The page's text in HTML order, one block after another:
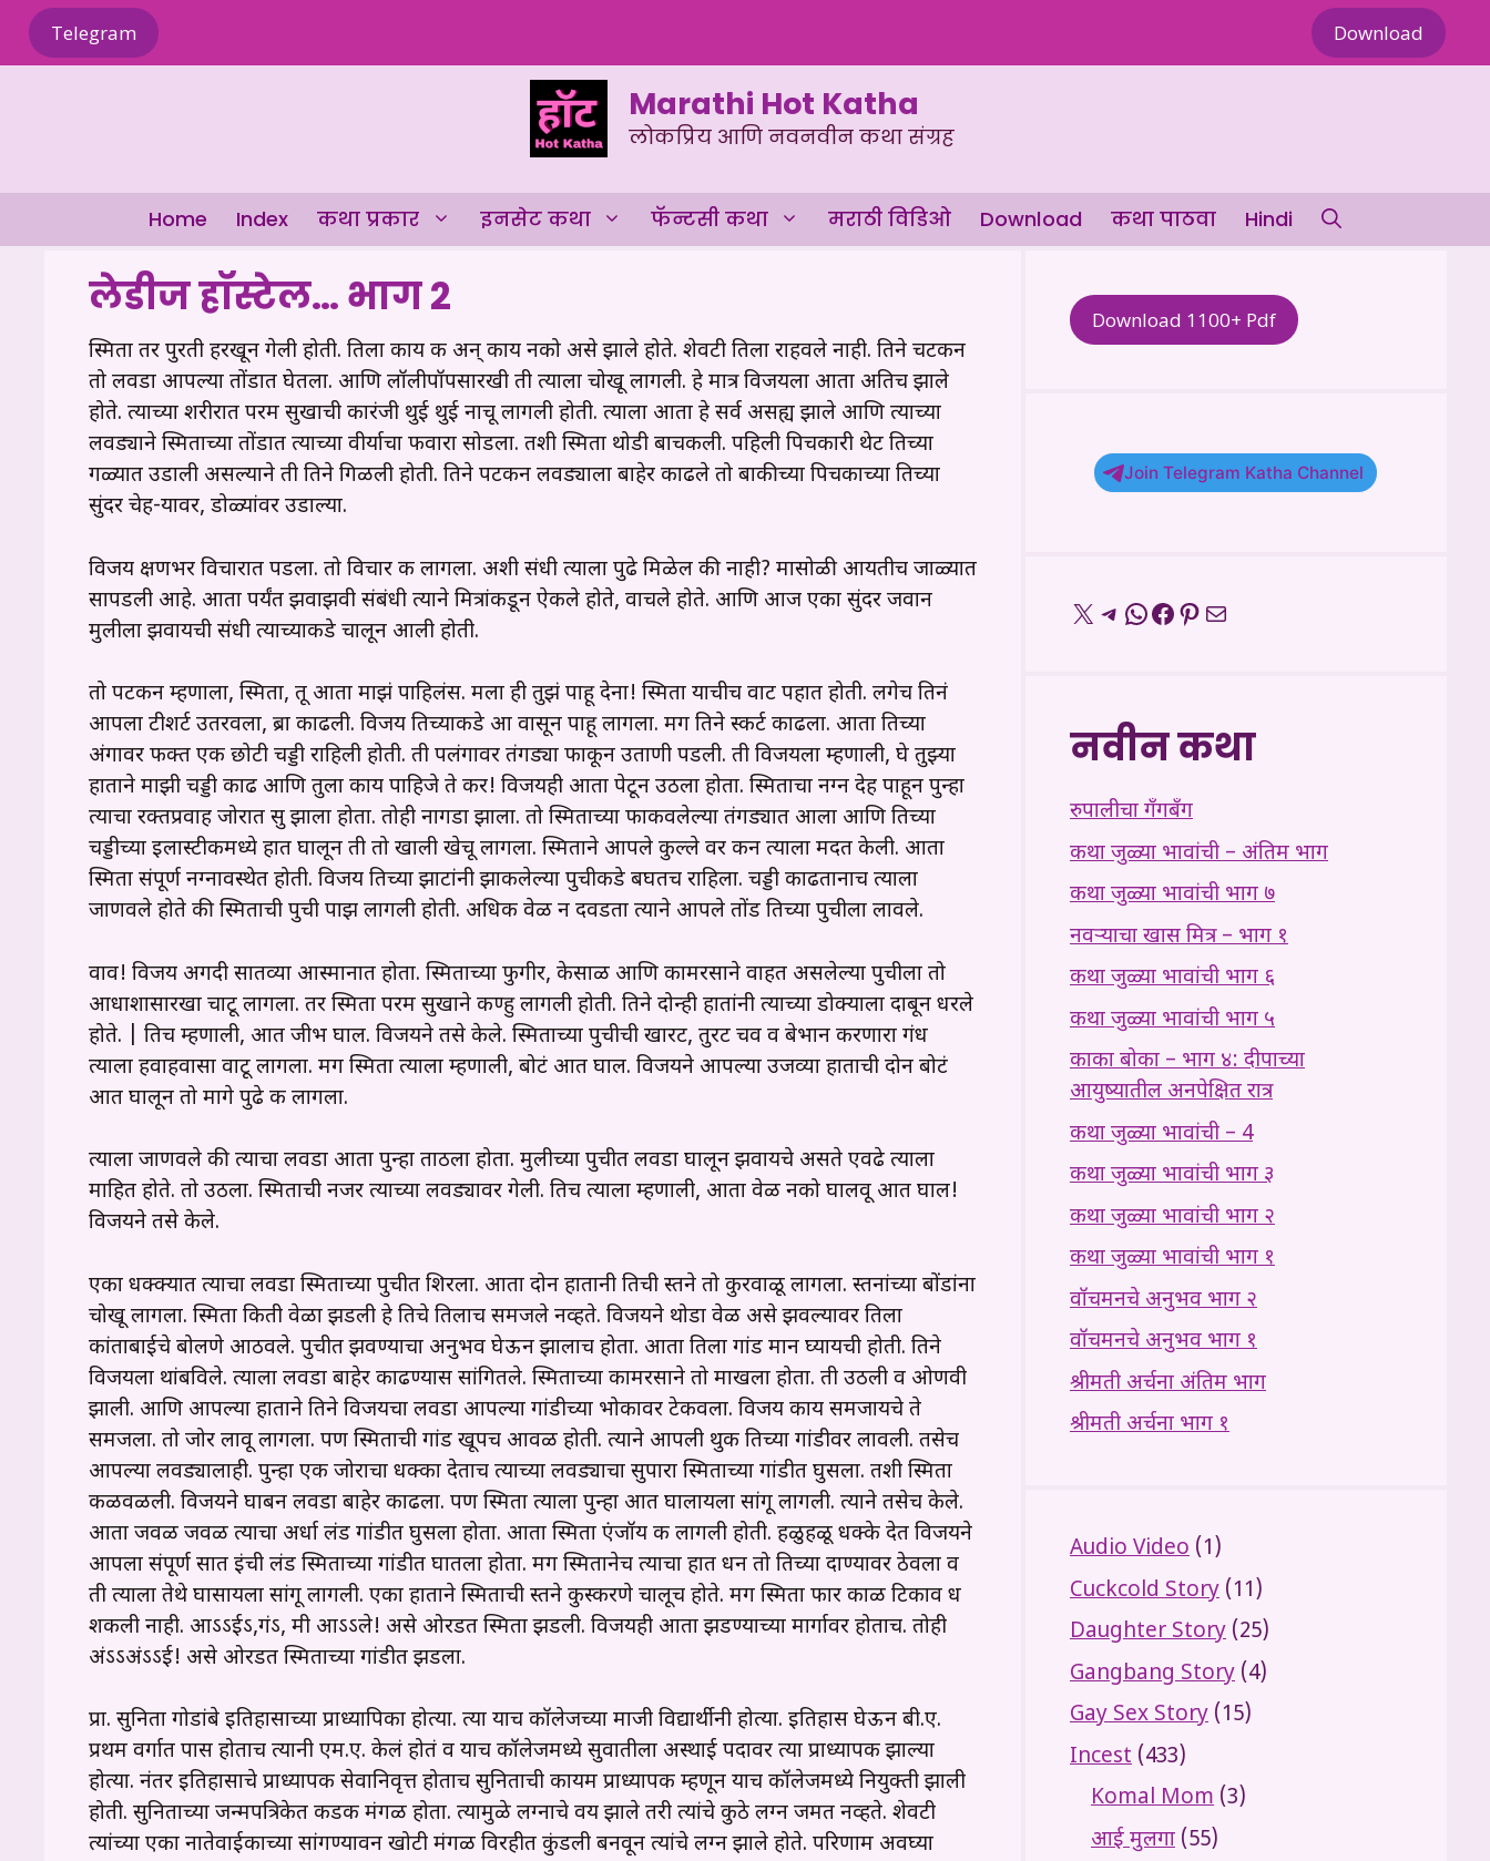
Skip
Telegram Download
Marathi Hot Katha
लोकप्रिय आणि नवनवीन कथा संग्रह
Home Index कथा प्रकार इनसेट कथा फॅन्टसी कथा मराठी विडिओ Download कथा पाठवा Hindi
लेडीज हॉस्टेल… भाग 2
स्मिता तर पुरती हरखून गेली होती. तिला काय करू अन् काय नको असे झाले होते. शेवटी तिला राहवले नाही. तिने चटकन
तो लवडा आपल्या तोंडात घेतला. आणि लॉलीपॉपसारखी ती त्याला चोखू लागली. हे मात्र विजयला आता अतिच झाले
होते. त्याच्या शरीरात परम सुखाची कारंजी थुई थुई नाचू लागली होती. त्याला आता हे सर्व असह्य झाले आणि त्याच्या
लवड्याने स्मिताच्या तोंडात त्याच्या वीर्याचा फवारा सोडला. तशी स्मिता थोडी बाचकली. पहिली पिचकारी थेट तिच्या
गळ्यात उडाली असल्याने ती तिने गिळली होती. तिने पटकन लवड्याला बाहेर काढले तो बाकीच्या पिचकाच्या तिच्या
सुंदर चेह-यावर, डोळ्यांवर उडाल्या.
विजय क्षणभर विचारात पडला. तो विचार करू लागला. अशी संधी त्याला पुढे मिळेल की नाही? मासोळी आयतीच जाळ्यात
सापडली आहे. आता पर्यंत झवाझवी संबंधी त्याने मित्रांकडून ऐकले होते, वाचले होते. आणि आज एका सुंदर जवान
मुलीला झवायची संधी त्याच्याकडे चालून आली होती.
तो पटकन म्हणाला, स्मिता, तू आता माझं पाहिलंस. मला ही तुझं पाहू देना! स्मिता याचीच वाट पहात होती. लगेच तिनं
आपला टीशर्ट उतरवला, ब्रा काढली. विजय तिच्याकडे आ वासून पाहू लागला. मग तिने स्कर्ट काढला. आता तिच्या
अंगावर फक्त एक छोटी चड्डी राहिली होती. ती पलंगावर तंगड्या फाकून उताणी पडली. ती विजयला म्हणाली, घे तुझ्या
हाताने माझी चड्डी काढ आणि तुला काय पाहिजे ते कर! विजयही आता पेटून उठला होता. स्मिताचा नग्न देह पाहून पुन्हा
त्याचा रक्तप्रवाह जोरात सुरू झाला होता. तोही नागडा झाला. तो स्मिताच्या फाकवलेल्या तंगड्यात आला आणि तिच्या
चड्डीच्या इलास्टीकमध्ये हात घालून ती तो खाली खेचू लागला. स्मिताने आपले कुल्ले वर करून त्याला मदत केली. आता
स्मिता संपूर्ण नग्नावस्थेत होती. विजय तिच्या झाटांनी झाकलेल्या पुचीकडे बघतच राहिला. चड्डी काढतानाच त्याला
जाणवले होते की स्मिताची पुची पाझरू लागली होती. अधिक वेळ न दवडता त्याने आपले तोंड तिच्या पुचीला लावले.
वाव! विजय अगदी सातव्या आस्मानात होता. स्मिताच्या फुगीर, केसाळ आणि कामरसाने वाहत असलेल्या पुचीला तो
आधाशासारखा चाटू लागला. तर स्मिता परम सुखाने कण्हु लागली होती. तिने दोन्ही हातांनी त्याच्या डोक्याला दाबून धरले
होते. | तिच म्हणाली, आत जीभ घाल. विजयने तसे केले. स्मिताच्या पुचीची खारट, तुरट चव व बेभान करणारा गंध
त्याला हवाहवासा वाटू लागला. मग स्मिता त्याला म्हणाली, बोटं आत घाल. विजयने आपल्या उजव्या हाताची दोन बोटं
आत घालून तो मागे पुढे करू लागला.
त्याला जाणवले की त्याचा लवडा आता पुन्हा ताठला होता. मुलीच्या पुचीत लवडा घालून झवायचे असते एवढे त्याला
माहित होते. तो उठला. स्मिताची नजर त्याच्या लवड्यावर गेली. तिच त्याला म्हणाली, आता वेळ नको घालवू आत घाल!
विजयने तसे केले.
एका धक्क्यात त्याचा लवडा स्मिताच्या पुचीत शिरला. आता दोन हातानी तिची स्तने तो कुरवाळू लागला. स्तनांच्या बोंडांना
चोखू लागला. स्मिता किती वेळा झडली हे तिचे तिलाच समजले नव्हते. विजयने थोडा वेळ असे झवल्यावर तिला
कांताबाईचे बोलणे आठवले. पुचीत झवण्याचा अनुभव घेऊन झालाच होता. आता तिला गांड मारून घ्यायची होती. तिने
विजयला थांबविले. त्याला लवडा बाहेर काढण्यास सांगितले. स्मिताच्या कामरसाने तो माखला होता. ती उठली व ओणवी
झाली. आणि आपल्या हाताने तिने विजयचा लवडा आपल्या गांडीच्या भोकावर टेकवला. विजय काय समजायचे ते
समजला. तो जोर लावू लागला. पण स्मिताची गांड खूपच आवळ होती. त्याने आपली थुक तिच्या गांडीवर लावली. तसेच
आपल्या लवड्यालाही. पुन्हा एक जोराचा धक्का देताच त्याच्या लवड्याचा सुपारा स्मिताच्या गांडीत घुसला. तशी स्मिता
कळवळली. विजयने घाबरून लवडा बाहेर काढला. पण स्मिता त्याला पुन्हा आत घालायला सांगू लागली. त्याने तसेच केले.
आता जवळ जवळ त्याचा अर्धा लंड गांडीत घुसला होता. आता स्मिता एंजॉय करू लागली होती. हळुहळू धक्के देत विजयने
आपला संपूर्ण सात इंची लंड स्मिताच्या गांडीत घातला होता. मग स्मितानेच त्याचा हात धरून तो तिच्या दाण्यावर ठेवला व
ती त्याला तेथे घासायला सांगू लागली. एका हाताने स्मिताची स्तने कुस्करणे चालूच होते. मग स्मिता फार काळ टिकाव धरू
शकली नाही. आऽऽईऽ,गंऽ, मी आऽऽले! असे ओरडत स्मिता झडली. विजयही आता झडण्याच्या मार्गावर होताच. तोही
अंऽऽअंऽऽई! असे ओरडत स्मिताच्या गांडीत झडला.
प्रा. सुनिता गोडांबे इतिहासाच्या प्राध्यापिका होत्या. त्या याच कॉलेजच्या माजी विद्यार्थीनी होत्या. इतिहास घेऊन बी.ए.
प्रथम वर्गात पास होताच त्यानी एम.ए. केलं होतं व याच कॉलेजमध्ये सुरूवातीला अस्थाई पदावर त्या प्राध्यापक झाल्या
होत्या. नंतर इतिहासाचे प्राध्यापक सेवानिवृत्त होताच सुनिताची कायम प्राध्यापक म्हणून याच कॉलेजमध्ये नियुक्ती झाली
होती. सुनिताच्या जन्मपत्रिकेत कडक मंगळ होता. त्यामुळे लग्नाचे वय झाले तरी त्यांचे कुठे लग्न जमत नव्हते. शेवटी
त्यांच्या एका नातेवाईकाच्या सांगण्यावरून खोटी मंगळ विरहीत कुंडली बनवून त्यांचे लग्न झाले होते. परिणाम अवघ्या
Download 1100+ Pdf
Join Telegram Katha Channel
X Telegram
WhatsApp
Facebook
Pinterest
Mail
नवीन कथा
रुपालीचा गँगबँग
कथा जुळ्या भावांची – अंतिम भाग
कथा जुळ्या भावांची भाग ७
नवऱ्याचा खास मित्र – भाग १
कथा जुळ्या भावांची भाग ६
कथा जुळ्या भावांची भाग ५
काका बोका – भाग ४: दीपाच्या
आयुष्यातील अनपेक्षित रात्र
कथा जुळ्या भावांची – 4
कथा जुळ्या भावांची भाग ३
कथा जुळ्या भावांची भाग २
कथा जुळ्या भावांची भाग १
वॉचमनचे अनुभव भाग २
वॉचमनचे अनुभव भाग १
श्रीमती अर्चना अंतिम भाग
श्रीमती अर्चना भाग १
Audio Video (1)
Cuckcold Story (11)
Daughter Story (25)
Gangbang Story (4)
Gay Sex Story (15)
Incest (433)
Komal Mom (3)
आई मुलगा (55)